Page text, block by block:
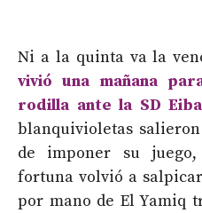
Ni a la quinta va la
vivió una mañana
rodilla ante la SD
blanquivioletas
de imponer su
fortuna volvió a
por mano de El Yamiq